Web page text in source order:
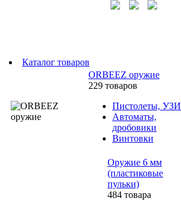
Каталог товаров
ORBEEZ оружие
229 товаров
Пистолеты, УЗИ
Автоматы,
дробовики
Винтовки
Оружие 6 мм
(пластиковые
пульки)
484 товара